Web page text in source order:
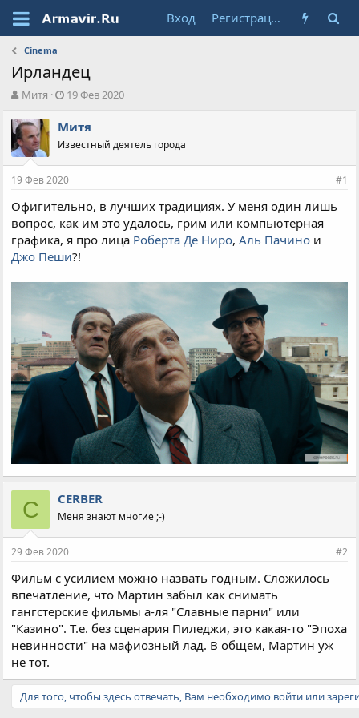
Вход Регистрация
Cinema
Ирландец
А
т
о
р
т
е
ы
Митя
Д
т
н
а
ч
л
а
19 Фев 2020
Митя
Известный деятель города
19 Фев 2020 #1
Офигительно, в лучших традициях. У меня один лишь
вопрос, как им это удалось, грим или компьютерная
графика, я про лица Роберта Де Ниро,Аль Пачино и
Джо Пеши?!
C CERBER
Меня знают многие ;-)
29 Фев 2020 #2
Фильм с усилием можно назвать годным. Сложилось
впечатление, что Мартин забыл как снимать
гангстерские фильмы а-ля "Славные парни" или
"Казино". Т.е. без сценария Пиледжи, это какая-то "Эпоха
невинности" на мафиозный лад. В общем, Мартин уж
не тот.
Для того, чтобы здесь отвечать, Вам необходимо войти или